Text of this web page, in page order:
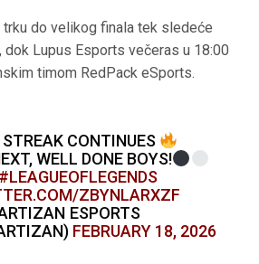
do velikog finala tek sledeće
dok Lupus Esports večeras u 18:00
timom RedPack eSports.
CONTINUES
WELL DONE BOYS!
#LEAGUEOFLEGENDS
ZBYNLARXZF
ESPORTS
FEBRUARY 18, 2026